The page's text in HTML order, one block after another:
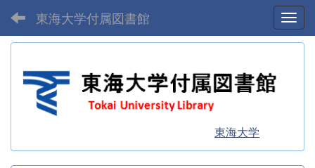
東海大学付属図書館
東海大学